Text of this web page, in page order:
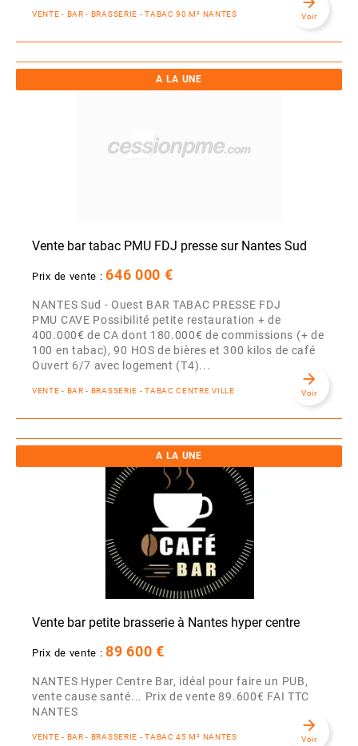
VENTE - BAR - BRASSERIE - TABAC 90 M² NANTES Voir
A LA UNE
Vente bar tabac PMU FDJ presse sur Nantes Sud
Prix de vente :646 000 €
NANTES Sud - Ouest BAR TABAC PRESSE FDJ
PMU CAVE Possibilité petite restauration + de
400.000€ de CA dont 180.000€ de commissions (+ de
100 en tabac), 90 HOS de bières et 300 kilos de café
Ouvert 6/7 avec logement (T4)...
VENTE - BAR - BRASSERIE - TABAC CENTRE VILLE
arrow_forward
Voir
A LA UNE
Vente bar petite brasserie à Nantes hyper centre
Prix de vente :89 600 €
NANTES Hyper Centre Bar, idéal pour faire un PUB,
vente cause santé... Prix de vente 89.600€ FAI TTC
NANTES
VENTE - BAR - BRASSERIE - TABAC 45 M² NANTES
arrow_forward
Voir